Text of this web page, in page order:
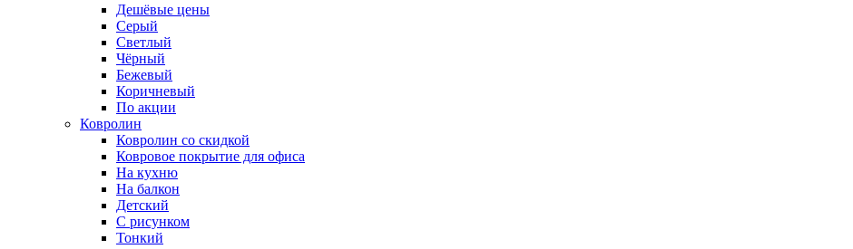
Дешёвые цены
Серый
Светлый
Чёрный
Бежевый
Коричневый
По акции
Ковролин
Ковролин со скидкой
Ковровое покрытие для офиса
На кухню
На балкон
Детский
С рисунком
Тонкий